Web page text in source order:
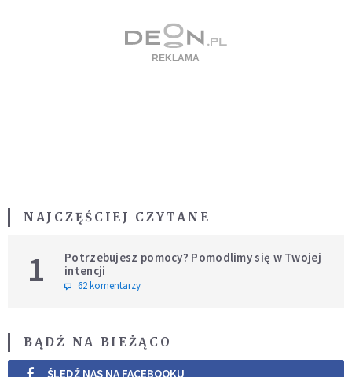
NAJCZĘŚCIEJ CZYTANE
1
Potrzebujesz pomocy? Pomodlimy się w Twojej
intencji
62 komentarzy
BĄDŹ NA BIEŻĄCO
ŚLEDŹ NAS NA FACEBOOKU